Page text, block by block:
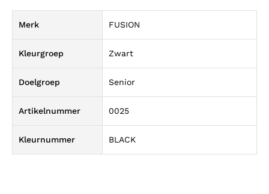
Merk FUSION
Kleurgroep Zwart
Doelgroep Senior
Artikelnummer 0025
Kleurnummer BLACK